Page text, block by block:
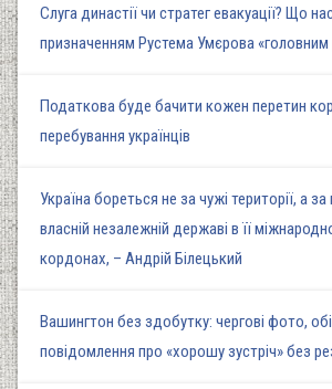
Слуга династії чи стратег евакуації? Що
призначенням Рустема Умєрова
Податкова буде бачити кожен перетин
перебування українців
Україна бореться не за чужі території, а за
власній незалежній державі в її
кордонах, – Андрій Білецький
Вашингтон без здобутку: чергові фото,
повідомлення про «хорошу зустріч» без